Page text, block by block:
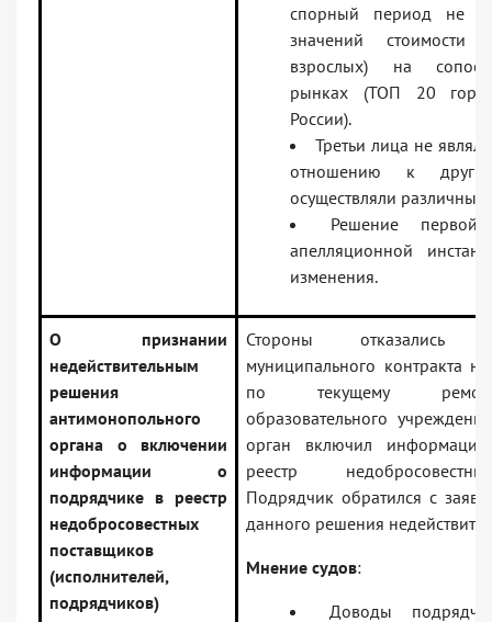
спорный период не
значений стоимости
взрослых) на
рынках (ТОП 20
России).
Третьи лица не
отношению к друг
осуществляли различные
Решение первой
апелляционной
изменения.
О признании
недействительным
решения
антимонопольного
органа о включении
информации о
подрядчике в реестр
недобросовестных
поставщиков
(исполнителей,
подрядчиков)
Стороны отказались
муниципального контракта
по текущему
образовательного
орган включил
реестр
Подрядчик обратился с
данного решения
Мнение судов:
Доводы